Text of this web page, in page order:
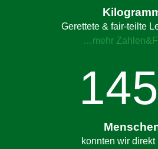
Gerettete & fair-teilte
…mehr
konnten wir direkt